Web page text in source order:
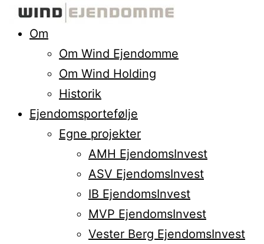
Om
Om Wind Ejendomme
Om Wind Holding
Historik
Ejendomsportefølje
Egne projekter
AMH EjendomsInvest
ASV EjendomsInvest
IB EjendomsInvest
MVP EjendomsInvest
Vester Berg EjendomsInvest